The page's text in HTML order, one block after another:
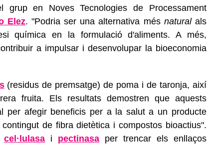
en Noves Tecnologies de Processament
Elez. "Podria ser una alternativa més naturalals
química en la formulació d'aliments. A més,
a impulsar i desenvolupar la bioeconomia
(residus de premsatge) de poma i de taronja, així
fruita. Els resultats demostren que aquests
per afegir beneficis per a la salut a un producte
de fibra dietètica i compostos bioactius".
cel·lulasai pectinasaper trencar els enllaços